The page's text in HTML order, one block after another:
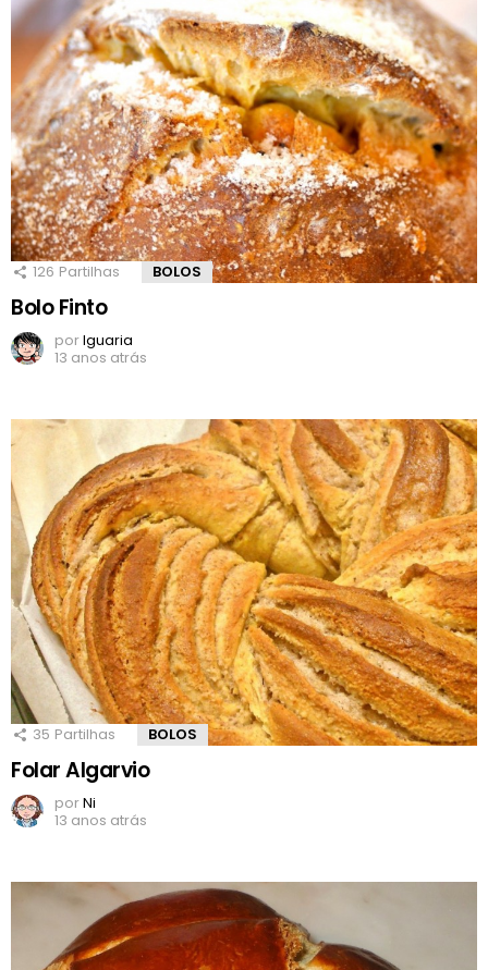
126 Partilhas BOLOS
Bolo Finto
porIguaria
13 anos atrás
35 Partilhas BOLOS
Folar Algarvio
porNi
13 anos atrás